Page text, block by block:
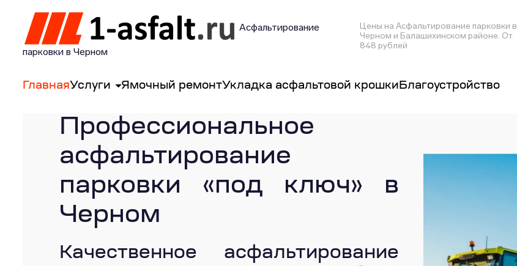
Асфальтирование
парковки в Черном
Цены на Асфальтирование парковки в
Черном и Балашихинском районе. От
848 рублей
ГлавнаяУслуги Ямочный ремонтУкладка асфальтовой крошки Благоустройство
Профессиональное
асфальтирование
парковки «под ключ» в
Черном
Качественное асфальтирование